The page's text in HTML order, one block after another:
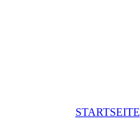
STARTSEITE